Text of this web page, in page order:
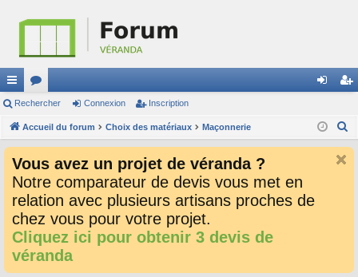
ac
co
ci
or
u
s
ne cri
Rechercher Connexion Inscription
Accueil du forum Choix des matériaux Maçonnerie
Vous avez un projet de véranda ?
Notre comparateur de devis vous met en
relation avec plusieurs artisans proches de
chez vous pour votre projet.
Cliquez ici pour obtenir 3 devis de
véranda